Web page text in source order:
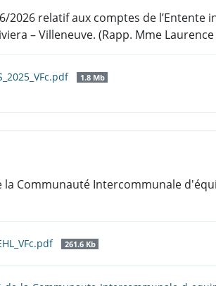
2026 relatif aux comptes de
– Villeneuve. (Rapp. Mme
1.8 Mb
Communauté Intercommunale
261.6 Kb